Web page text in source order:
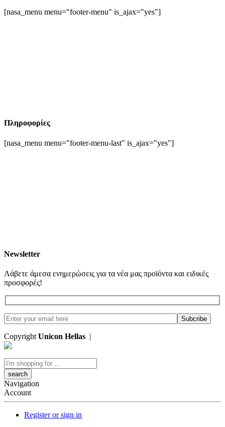
[nasa_menu menu="footer-menu" is_ajax="yes"]
Πληροφορίες
[nasa_menu menu="footer-menu-last" is_ajax="yes"]
Newsletter
Λάβετε άμεσα ενημερώσεις για τα νέα μας προϊόντα και ειδικές
προσφορές!
Copyright Unicon Hellas |
Search
here
Navigation
Account
Register or sign in